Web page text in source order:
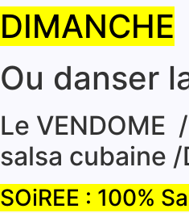
DIMANCHE
Ou danser
Le VENDOME
salsa cubaine
SOiREE : 100%